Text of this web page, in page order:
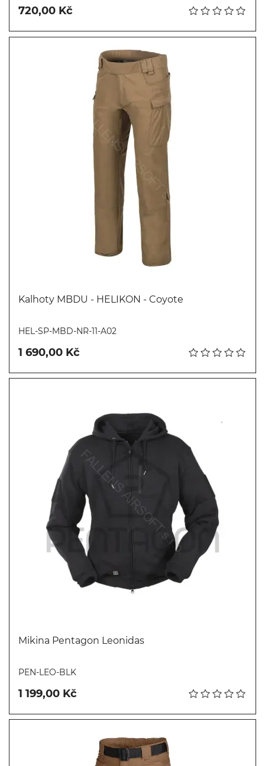
720,00 Kč
Kalhoty MBDU - HELIKON - Coyote
HEL-SP-MBD-NR-11-A02
1 690,00 Kč
Mikina Pentagon Leonidas
PEN-LEO-BLK
1 199,00 Kč